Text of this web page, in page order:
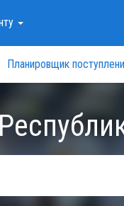
Планировщик